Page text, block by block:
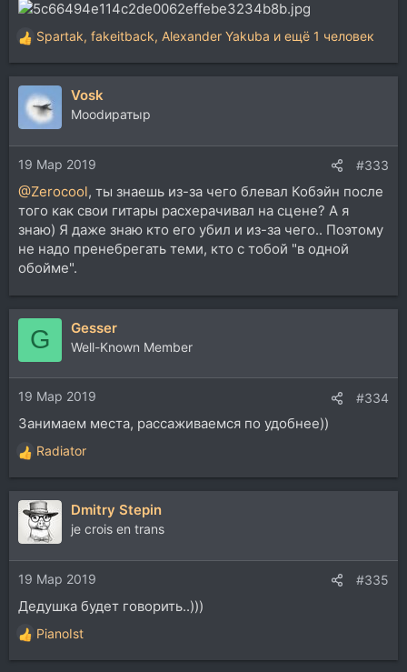
Р
е
а
и
и
:
Spartak, fakeitback, Alexander Yakuba и ещё 1 человек
Vosk
Moodиратыр
19 Мар 2019 #333
@Zerocool, ты знаешь из-за чего блевал Кобэйн после
того как свои гитары расхерачивал на сцене? А я
знаю) Я даже знаю кто его убил и из-за чего.. Поэтому
не надо пренебрегать теми, кто с тобой "в одной
обойме".
G Gesser
Well-Known Member
19 Мар 2019 #334
Занимаем места, рассаживаемся по удобнее))
Р
е
а
к
и
и
:
Radiator
Dmitry Stepin
je crois en trans
19 Мар 2019 #335
Дедушка будет говорить..)))
Р
е
PianoIst